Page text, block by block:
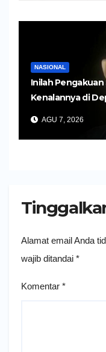
NASIONAL
Inilah
Kenalannya di
AGU 7, 2026
Alamat email Anda
wajib ditandai *
Komentar *